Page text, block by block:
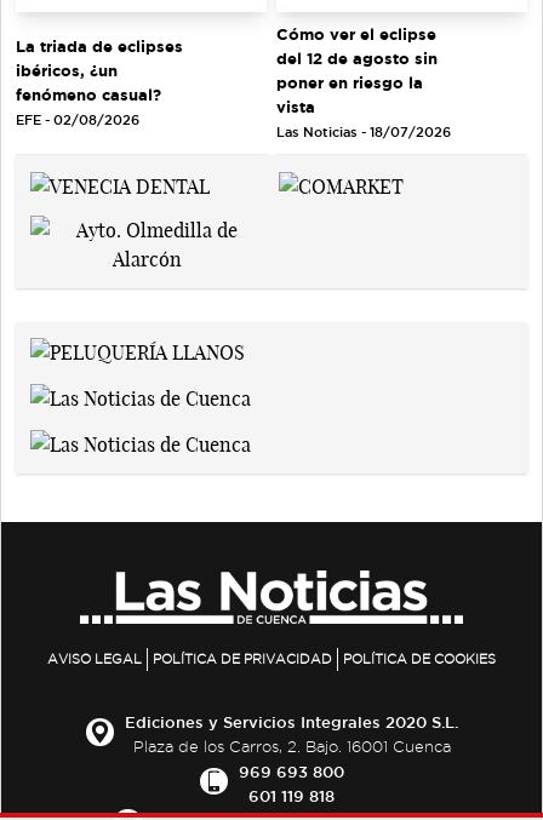
La triada de eclipses
ibéricos, ¿un
fenómeno casual?
EFE - 02/08/2026
Cómo ver el eclipse
del 12 de agosto sin
poner en riesgo la
vista
Las Noticias - 18/07/2026
AVISO LEGAL POLÍTICA DE PRIVACIDAD POLÍTICA DE COOKIES
Ediciones y Servicios Integrales 2020 S.L.
Plaza de los Carros, 2. Bajo. 16001 Cuenca
969 693 800
601 119 818